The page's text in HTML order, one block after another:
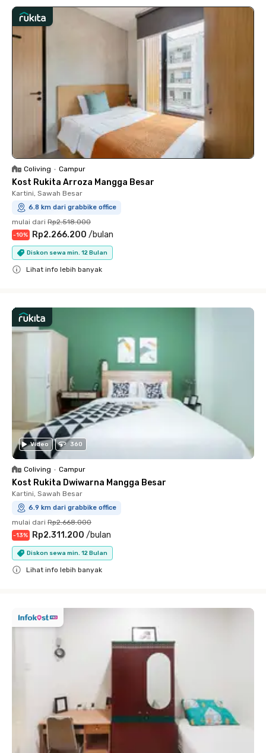
Coliving • Campur
Kost Rukita Arroza Mangga Besar
Kartini, Sawah Besar
6.8 km dari grabbike office
mulai dari Rp2.518.000
-10% Rp2.266.200 /bulan
Diskon sewa min. 12 Bulan
Lihat info lebih banyak
Video 360
Coliving • Campur
Kost Rukita Dwiwarna Mangga Besar
Kartini, Sawah Besar
6.9 km dari grabbike office
mulai dari Rp2.668.000
-13% Rp2.311.200 /bulan
Diskon sewa min. 12 Bulan
Lihat info lebih banyak